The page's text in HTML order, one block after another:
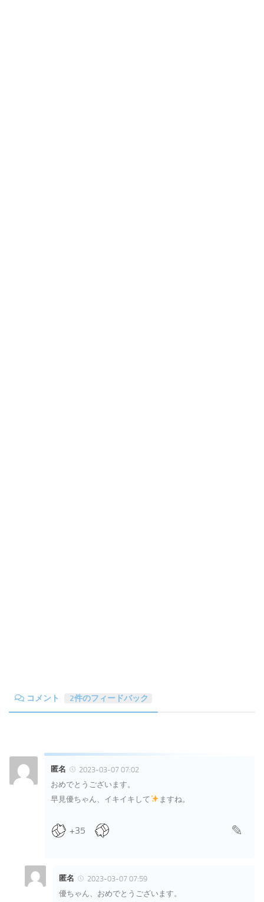
コメント 2件のフィードバック
匿名
2023-03-07 07:02
おめでとうございます。
早見優ちゃん、イキイキして
ますね。
+35
匿名
2023-03-07 07:59
優ちゃん、おめでとうございます。